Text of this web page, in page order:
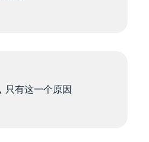
只有这一个原因